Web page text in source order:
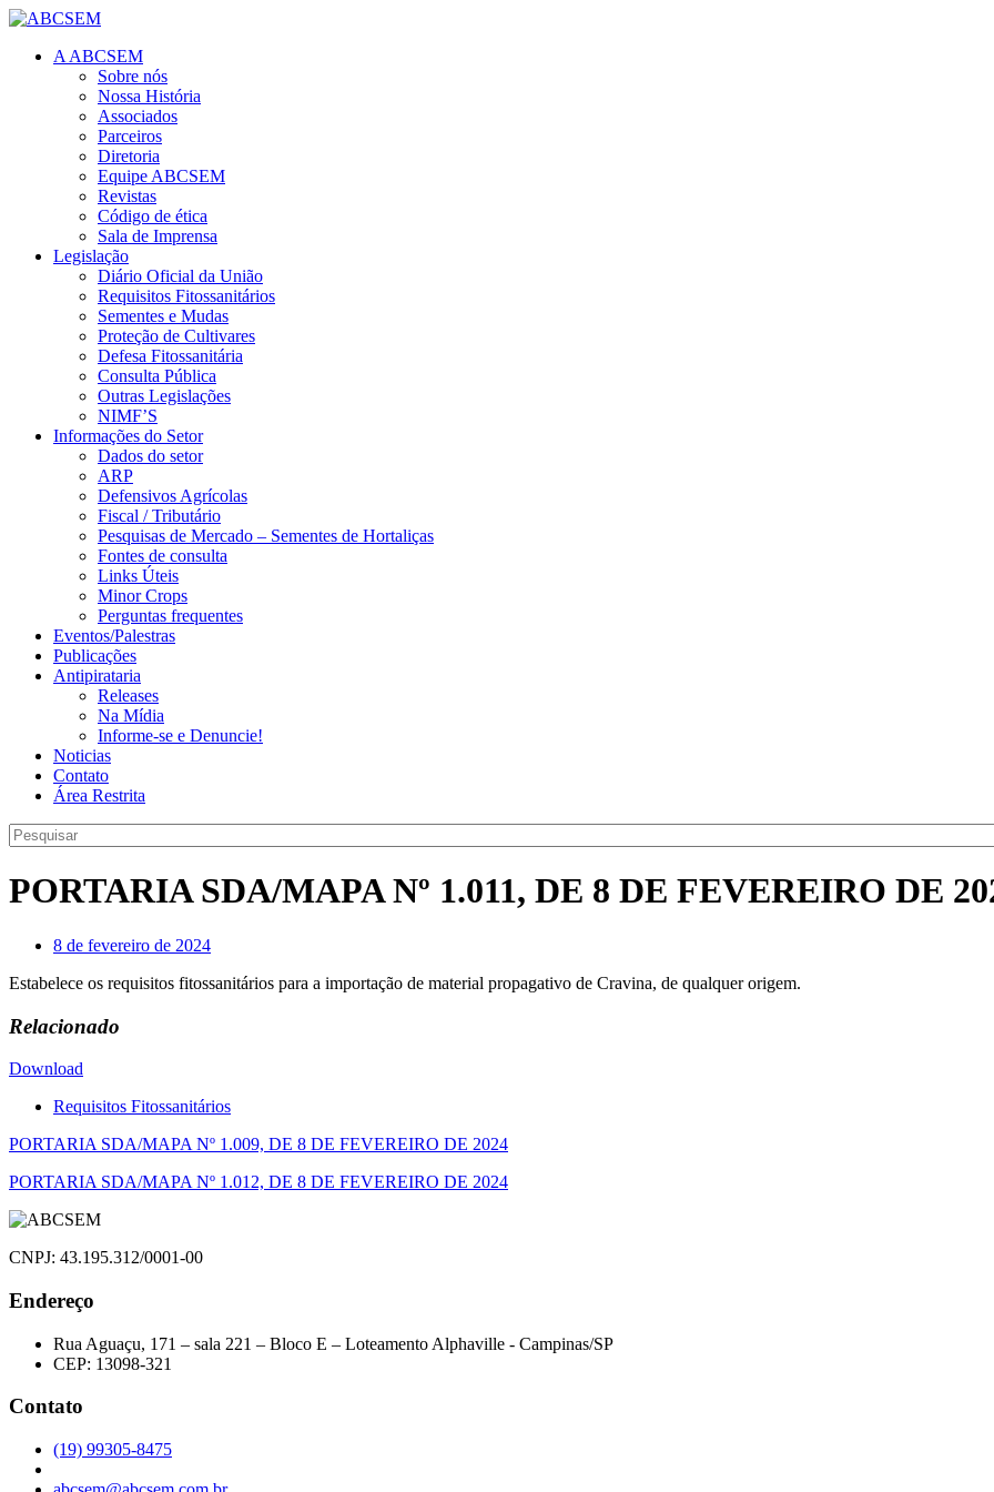
A ABCSEM
Sobre nós
Nossa História
Associados
Parceiros
Diretoria
Equipe ABCSEM
Revistas
Código de ética
Sala de Imprensa
Legislação
Diário Oficial da União
Requisitos Fitossanitários
Sementes e Mudas
Proteção de Cultivares
Defesa Fitossanitária
Consulta Pública
Outras Legislações
NIMF’S
Informações do Setor
Dados do setor
ARP
Defensivos Agrícolas
Fiscal / Tributário
Pesquisas de Mercado – Sementes de Hortaliças
Fontes de consulta
Links Úteis
Minor Crops
Perguntas frequentes
Eventos/Palestras
Publicações
Antipirataria
Releases
Na Mídia
Informe-se e Denuncie!
Noticias
Contato
Área Restrita
PORTARIA SDA/MAPA Nº 1.011, DE 8 DE FEVEREIRO DE
8 de fevereiro de 2024
Estabelece os requisitos fitossanitários para a importação de material propagativo de Cravina, de qualquer origem.
Relacionado
Download
Requisitos Fitossanitários
Navegação
de
Post
PORTARIA SDA/MAPA Nº 1.009, DE 8 DE FEVEREIRO DE 2024
PORTARIA SDA/MAPA Nº 1.012, DE 8 DE FEVEREIRO DE 2024
CNPJ: 43.195.312/0001-00
Endereço
Rua Aguaçu, 171 – sala 221 – Bloco E – Loteamento Alphaville - Campinas/SP
CEP: 13098-321
Contato
(19) 99305-8475